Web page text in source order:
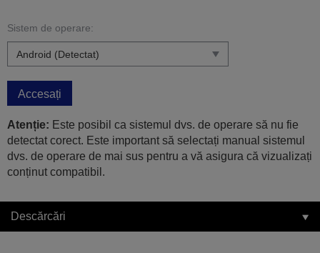
Sistem de operare:
Accesați
Atenție: Este posibil ca sistemul dvs. de operare să nu fie
detectat corect. Este important să selectați manual sistemul
dvs. de operare de mai sus pentru a vă asigura că vizualizați
conținut compatibil.
Descărcări